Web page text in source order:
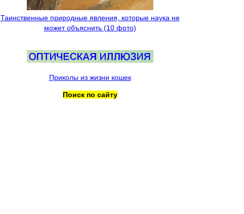
Таинственные природные явления, которые наука не
может объяснить (10 фото)
Приколы из жизни кошек
Поиск по сайту